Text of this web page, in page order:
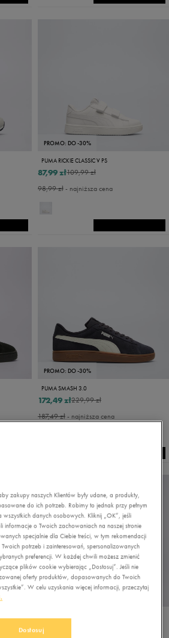
PROMO: DO -30%
PUMA RICKIE CLASSIC V PS
109,99 zł
87,99 zł
98,99 zł- najniższa cena
PROMO: DO -30%
PUMA SMASH 3.0
229,99 zł
172,49 zł
187,49 zł- najniższa cena
143,99 zł
zakupy naszych Klientów były udane, a produkty,
do ich potrzeb. Robimy to jednak przy pełnym
danych osobowych. Kliknij „OK”, jeśli
informacje o Twoich zachowaniach na naszej stronie
specjalnie dla Ciebie treści, w tym rekomendacji
potrzeb i zainteresowań, spersonalizowanych
preferencji. W każdej chwili możesz zmienić
plików cookie wybierając „Dostosuj”. Jeśli nie
oferty produktów, dopasowanych do Twoich
W celu uzyskania więcej informacji, przeczytaj
Dostosuj